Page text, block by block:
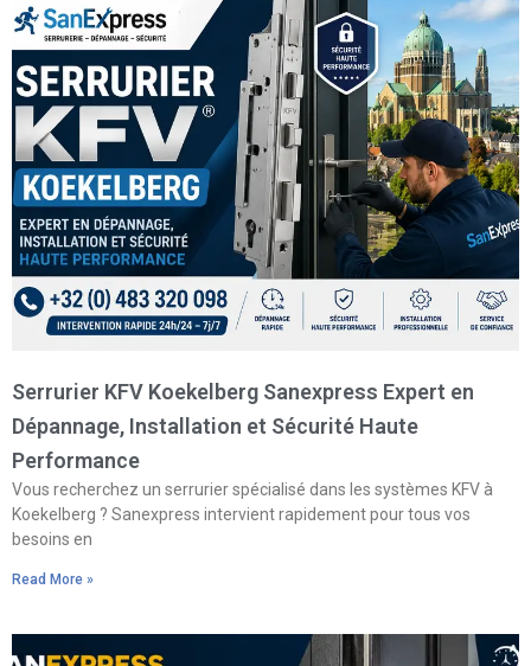
Serrurier KFV Koekelberg Sanexpress Expert en
Dépannage, Installation et Sécurité Haute
Performance
Vous recherchez un serrurier spécialisé dans les systèmes KFV à
Koekelberg ? Sanexpress intervient rapidement pour tous vos
besoins en
Read More »